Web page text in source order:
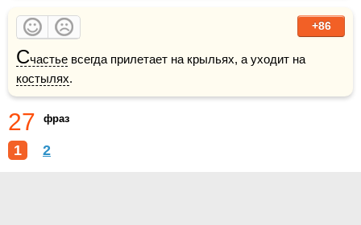
+86
Счастье
костылях.
27 фраз
1 2